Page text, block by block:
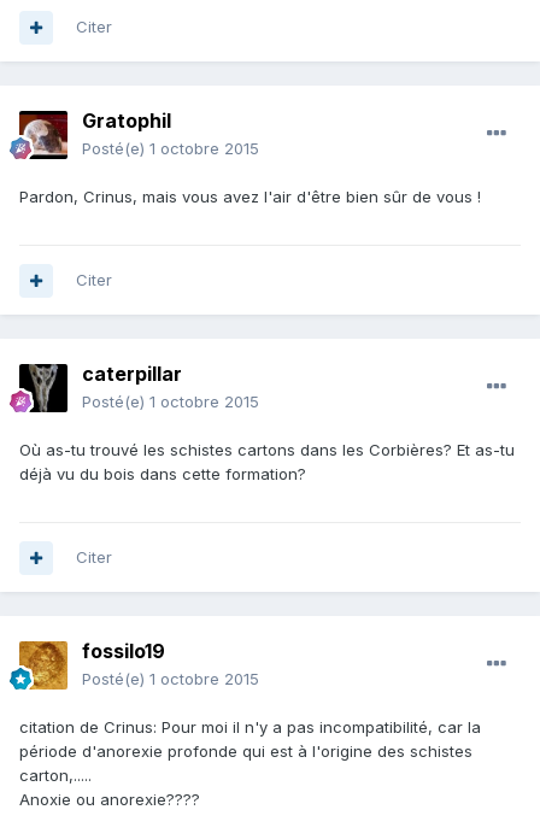
Citer
Gratophil
Posté(e) 1 octobre 2015
Pardon, Crinus, mais vous avez l'air d'être bien sûr de vous !
Citer
caterpillar
Posté(e) 1 octobre 2015
Où as-tu trouvé les schistes cartons dans les Corbières? Et as-tu
déjà vu du bois dans cette formation?
Citer
fossilo19
Posté(e) 1 octobre 2015
citation de Crinus: Pour moi il n'y a pas incompatibilité, car la
période d'anorexie profonde qui est à l'origine des schistes
carton,.....
Anoxie ou anorexie????